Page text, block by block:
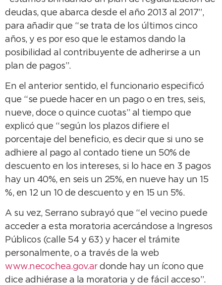
deudas, que abarca desde el año 2013 al 2017”,
para añadir que “se trata de los últimos cinco
años, y es por eso que le estamos dando la
posibilidad al contribuyente de adherirse a un
plan de pagos”.
En el anterior sentido, el funcionario especificó
que “se puede hacer en un pago o en tres, seis,
nueve, doce o quince cuotas” al tiempo que
explicó que “según los plazos difiere el
porcentaje del beneficio, es decir que si uno se
adhiere al pago al contado tiene un 50% de
descuento en los intereses, si lo hace en 3 pagos
hay un 40%, en seis un 25%, en nueve hay un 15
%, en 12 un 10 de descuento y en 15 un 5%.
A su vez, Serrano subrayó que “el vecino puede
acceder a esta moratoria acercándose a Ingresos
Públicos (calle 54 y 63) y hacer el trámite
personalmente, o a través de la web
www.necochea.gov.ardonde hay un ícono que
dice adhiérase a la moratoria y de fácil acceso”.